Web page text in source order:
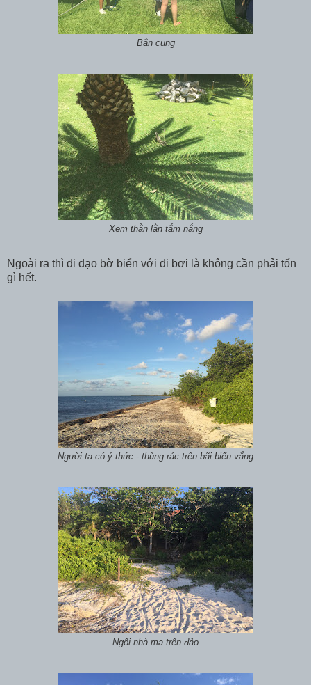
Bắn cung
Xem thằn lằn tắm nắng
Ngoài ra thì đi dạo bờ biển với đi bơi là không cần phải tốn
gì hết.
Người ta có ý thức - thùng rác trên bãi biển vắng
Ngôi nhà ma trên đảo